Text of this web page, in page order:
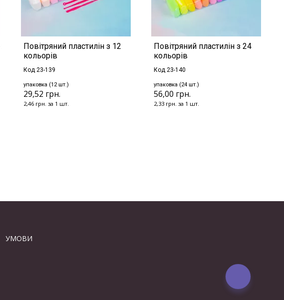
Повітряний пластилін з 12
кольорів
Код 23-139
упаковка (12 шт.)
29,52 грн.
2,46 грн. за 1 шт.
Повітряний пластилін з 24
кольорів
Код 23-140
упаковка (24 шт.)
56,00 грн.
2,33 грн. за 1 шт.
УМОВИ